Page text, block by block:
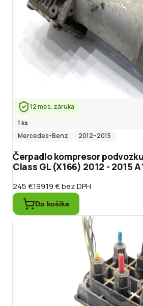
12 mes. záruka
1 ks
Mercedes-Benz
2012–2015
Čerpadlo kompresor
Class GL (X166) 2012 - 2015
245 €199.19 €bez DPH
Do košíka